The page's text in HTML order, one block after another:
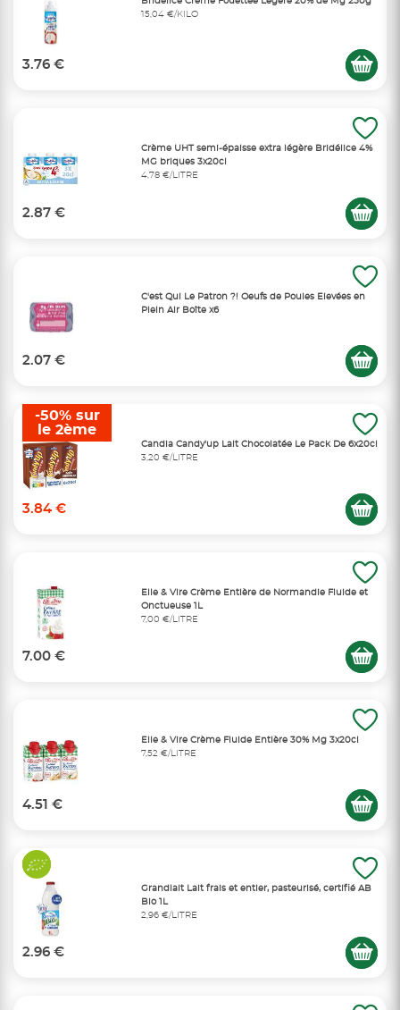
15,04 €/KILO
3.76 €
Crème UHT semi-épaisse extra légère Bridélice 4%
MG briques 3x20cl
4,78 €/LITRE
2.87 €
C'est Qui Le Patron ?! Oeufs de Poules Elevées en
Plein Air Boîte x6
2.07 €
Candia Candy'up Lait Chocolatée Le Pack De 6x20cl
3,20 €/LITRE
3.84 €
-50% sur
le 2ème
Elle & Vire Crème Entière de Normandie Fluide et
Onctueuse 1L
7,00 €/LITRE
7.00 €
Elle & Vire Crème Fluide Entière 30% Mg 3x20cl
7,52 €/LITRE
4.51 €
Grandlait Lait frais et entier, pasteurisé, certifié AB
Bio 1L
2,96 €/LITRE
2.96 €